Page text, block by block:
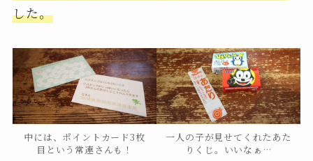
した。
中には、ポイントカード3枚
目という常連さんも！
一人の子が見せてくれたあた
りくじ。いいなぁ…